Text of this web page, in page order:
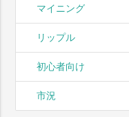
マイニング
リップル
初心者向け
市況